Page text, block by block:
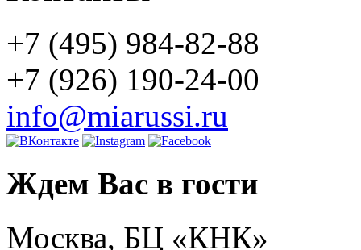
+7 (495) 984-82-88
+7 (926) 190-24-00
info@miarussi.ru
Ждем Вас в гости
Москва, БЦ «КНК»